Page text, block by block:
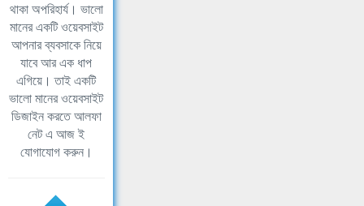
থাকা অপরিহার্য। ভালো
মানের একটি ওয়েবসাইট
আপনার ব্যবসাকে নিয়ে
যাবে আর এক ধাপ
এগিয়ে। তাই একটি
ভালো মানের ওয়েবসাইট
ডিজাইন করতে আলফা
নেট এ আজ ই
যোগাযোগ করুন।